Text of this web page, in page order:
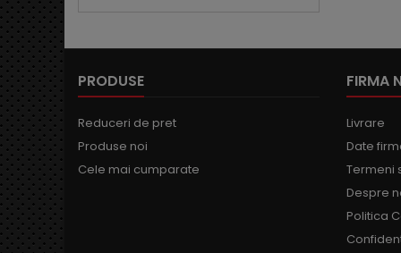
PRODUSE
Reduceri de pret
Produse noi
Cele mai cumparate
FIRMA
Livrare
Date
Termeni
Despre
Politica